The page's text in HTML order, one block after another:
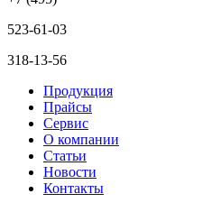
523-61-03
318-13-56
Продукция
Прайсы
Сервис
О компании
Статьи
Новости
Контакты